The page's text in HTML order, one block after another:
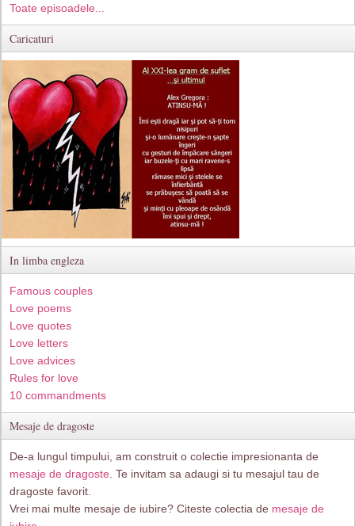
Toate episoadele...
Caricaturi
In limba engleza
Famous couples
Love poems
Love quotes
Love letters
Love advices
Rules for love
10 commandments
Mesaje de dragoste
De-a lungul timpului, am construit o colectie impresionanta de
mesaje de dragoste . Te invitam sa adaugi si tu mesajul tau de
dragoste favorit.
Vrei mai multe mesaje de iubire? Citeste colectia de mesaje de